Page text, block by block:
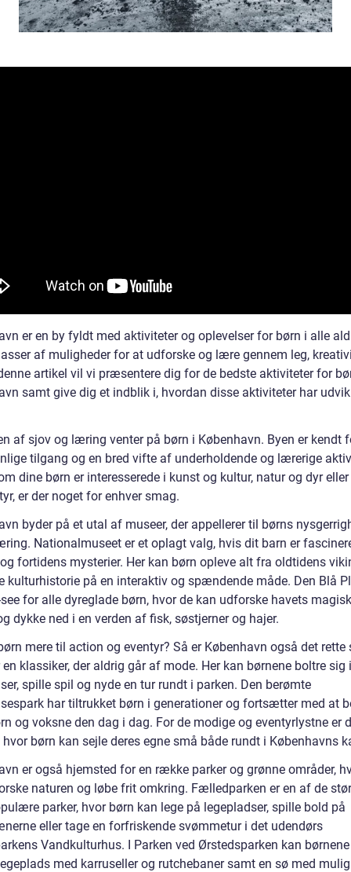
er en by fyldt med aktiviteter og oplevelser for børn i alle
af muligheder for at udforske og lære gennem leg,
artikel vil vi præsentere dig for de bedste aktiviteter for
samt give dig et indblik i, hvordan disse aktiviteter har
af sjov og læring venter på børn i København. Byen er kendt
tilgang og en bred vifte af underholdende og lærerige
dine børn er interesserede i kunst og kultur, natur og dyr
er der noget for enhver smag.
byder på et utal af museer, der appellerer til børns
Nationalmuseet er et oplagt valg, hvis dit barn er
fortidens mysterier. Her kan børn opleve alt fra oldtidens
kulturhistorie på en interaktiv og spændende måde. Den Blå
for alle dyreglade børn, hvor de kan udforske havets
dykke ned i en verden af fisk, søstjerner og hajer.
mere til action og eventyr? Så er København også det rette
klassiker, der aldrig går af mode. Her kan børnene boltre sig i
spille spil og nyde en tur rundt i parken. Den berømte
har tiltrukket børn i generationer og fortsætter med at
og voksne den dag i dag. For de modige og eventyrlystne er
hvor børn kan sejle deres egne små både rundt i Københavns
er også hjemsted for en række parker og grønne områder,
naturen og løbe frit omkring. Fælledparken er en af de
parker, hvor børn kan lege på legepladser, spille bold på
eller tage en forfriskende svømmetur i det udendørs
Vandkulturhus. I Parken ved Ørstedsparken kan
med karruseller og rutchebaner samt en sø med